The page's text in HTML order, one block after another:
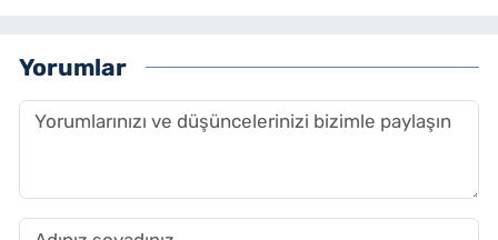
Yorumlar